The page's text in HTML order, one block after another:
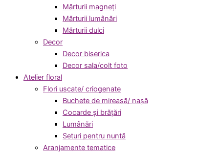
Mărturii magneți
Mărturii lumânări
Mărturii dulci
Decor
Decor biserica
Decor sala/colt foto
Atelier floral
Flori uscate/ criogenate
Buchete de mireasă/ nașă
Cocarde și brățări
Lumânări
Seturi pentru nuntă
Aranjamente tematice